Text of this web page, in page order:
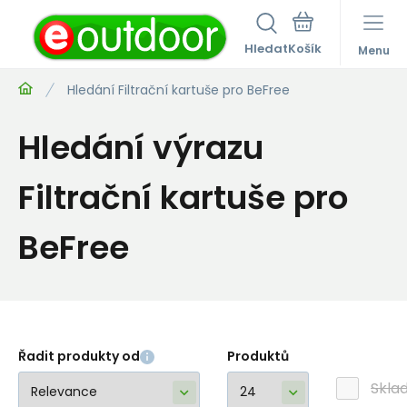
Hledat Menu
Hledání Filtrační kartuše pro BeFree
Hledání výrazu
Filtrační kartuše pro
BeFree
Řadit produkty od Produktů